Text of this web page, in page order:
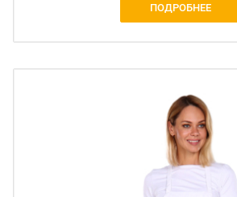
ПОДРОБНЕЕ